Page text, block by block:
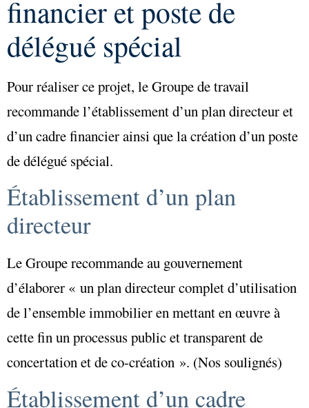
financier et poste de
délégué spécial
Pour réaliser ce projet, le Groupe de travail
recommande l’établissement d’un plan directeur et
d’un cadre financier ainsi que la création d’un poste
de délégué spécial.
Établissement d’un plan
directeur
Le Groupe recommande au gouvernement
d’élaborer « un plan directeur complet d’utilisation
de l’ensemble immobilier en mettant en œuvre à
cette fin un processus public et transparent de
concertation et de co-création ». (Nos soulignés)
Établissement d’un cadre